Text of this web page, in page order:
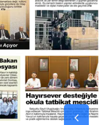
Yozgat
Zonguldak
Aksaray
Bayburt
Karaman
Kırıkkale